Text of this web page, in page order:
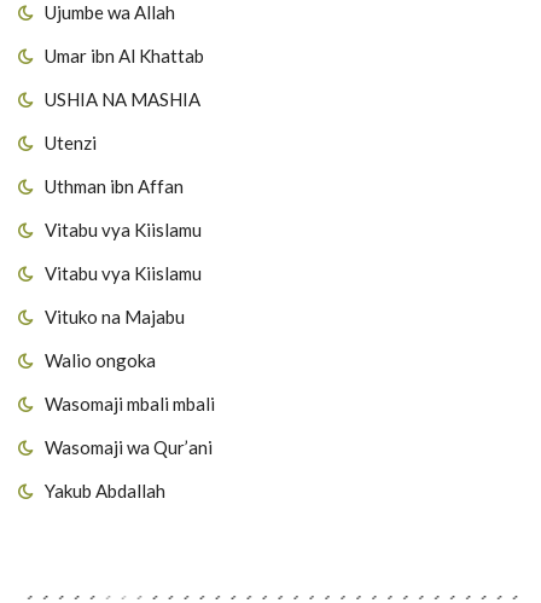
Ujumbe wa Allah
Umar ibn Al Khattab
USHIA NA MASHIA
Utenzi
Uthman ibn Affan
Vitabu vya Kiislamu
Vitabu vya Kiislamu
Vituko na Majabu
Walio ongoka
Wasomaji mbali mbali
Wasomaji wa Qur’ani
Yakub Abdallah